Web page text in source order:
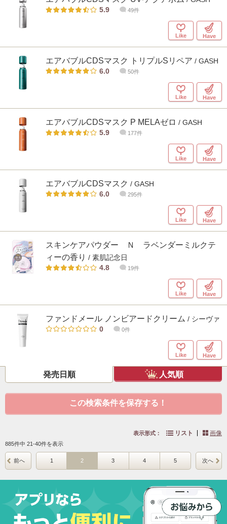
5.9
49件
Like Have
エアバブルCDSマスク トリプルSリペア / GASH
6.0
50件
Like Have
エアバブルCDSマスク P MELAゼロ / GASH
5.9
177件
Like Have
エアバブルCDSマスク / GASH
6.0
295件
Like Have
スキンケアパウダー Ｎ ラベンダーミルクテ
ィーの香り / 素肌記念日
4.8
19件
Like Have
ファンドメール ノンビアードクリーム / シーヴァ
0
0件
Like Have
発売日順 人気順
この検索条件を保存する！
表示形式： リスト 画像
885件中 21-40件を表示
1 2 3 4 5
前へ 次へ